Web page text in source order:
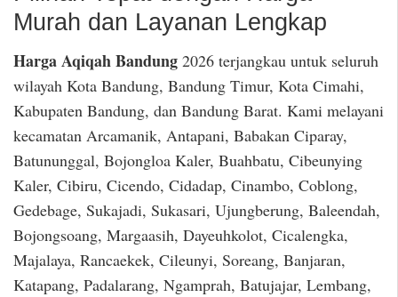
Murah dan Layanan Lengkap
Harga Aqiqah Bandung 2026 terjangkau untuk seluruh
wilayah Kota Bandung, Bandung Timur, Kota Cimahi,
Kabupaten Bandung, dan Bandung Barat. Kami melayani
kecamatan Arcamanik, Antapani, Babakan Ciparay,
Batununggal, Bojongloa Kaler, Buahbatu, Cibeunying
Kaler, Cibiru, Cicendo, Cidadap, Cinambo, Coblong,
Gedebage, Sukajadi, Sukasari, Ujungberung, Baleendah,
Bojongsoang, Margaasih, Dayeuhkolot, Cicalengka,
Majalaya, Rancaekek, Cileunyi, Soreang, Banjaran,
Katapang, Padalarang, Ngamprah, Batujajar, Lembang,